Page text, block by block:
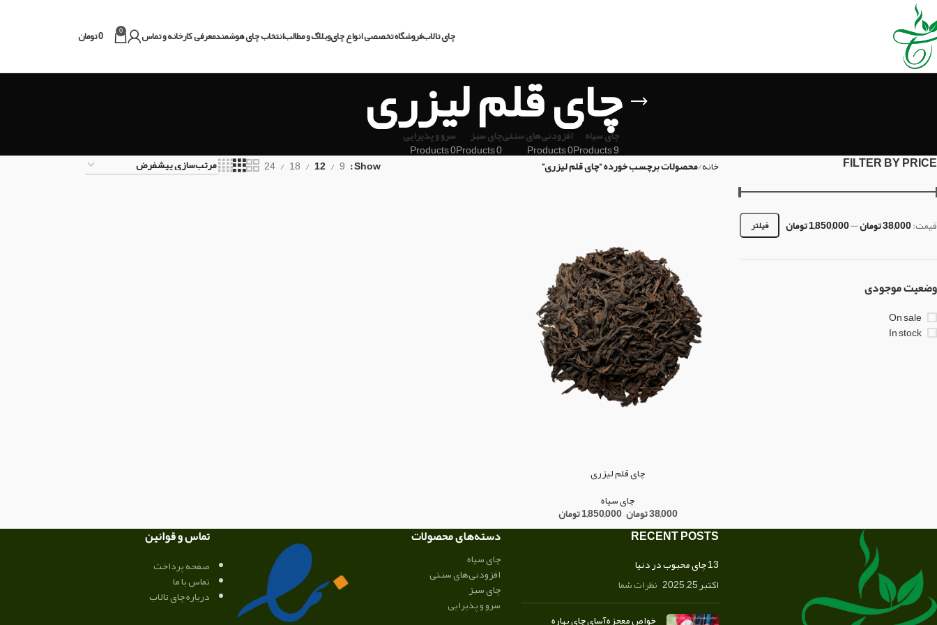
چای تالابفروشگاه تخصصی انواع چایوبلاگ و مطالبانتخاب چای هوشمندمعرفی کارخانه و تماس 0
0تومان
چای قلم لیزری
چای سیاه
9 Products
افزودنی‌های سنتی
0 Products
چای سبز
0 Products
سرو و پذیرایی
0 Products
FILTER BY PRICE
فیلتر قیمت:38,000 تومان —1,850,000 تومان
وضعیت موجودی
On sale
In stock
خانه محصولات برچسب خورده “چای قلم لیزری” Show
9
12
18
24
چای قلم لیزری
چای سیاه
38,000تومان–
1,850,000تومان
RECENT POSTS
13 چای محبوب در دنیا
اکتبر 25, 2025
نظرات شما
خواص معجزه‌آسای چای بهاره
دسته‌های محصولات
چای سیاه
افزودنی‌های سنتی
چای سبز
سرو و پذیرایی
تماس و قوانین
صفحه پرداخت
تماس با ما
درباره چای تالاب